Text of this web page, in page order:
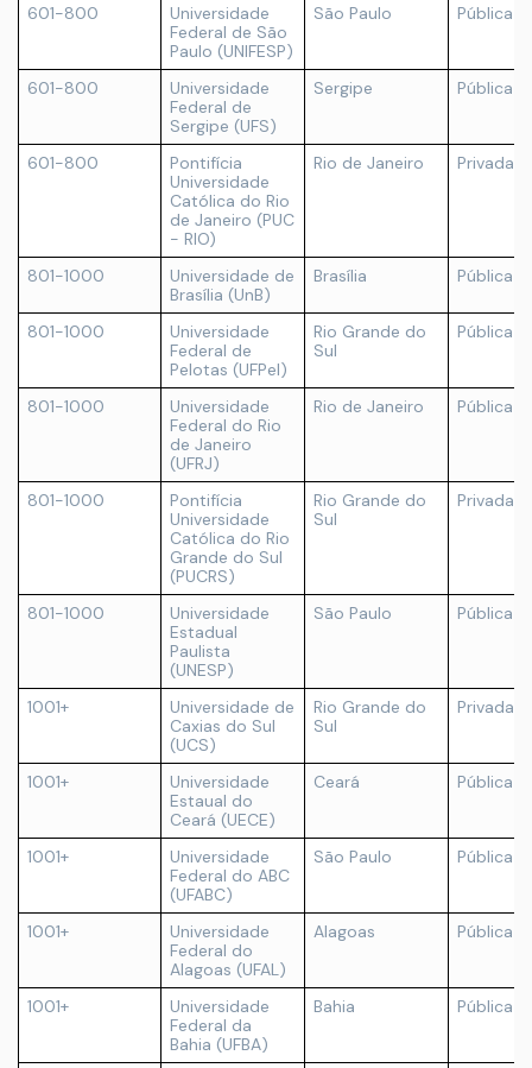
601-800
Universidade
Federal de São
Paulo (UNIFESP)
São Paulo Pública
601-800
Universidade
Federal de
Sergipe (UFS)
Sergipe Pública
601-800
Pontifícia
Universidade
Católica do Rio
de Janeiro (PUC
- RIO)
Rio de Janeiro Privada
801-1000
Universidade de
Brasília (UnB)
Brasília Pública
801-1000
Universidade
Federal de
Pelotas (UFPel)
Rio Grande do
Sul
Pública
801-1000
Universidade
Federal do Rio
de Janeiro
(UFRJ)
Rio de Janeiro Pública
801-1000
Pontifícia
Universidade
Católica do Rio
Grande do Sul
(PUCRS)
Rio Grande do
Sul
Privada
801-1000
Universidade
Estadual
Paulista
(UNESP)
São Paulo Pública
1001+
Universidade de
Caxias do Sul
(UCS)
Rio Grande do
Sul
Privada
1001+
Universidade
Estaual do
Ceará (UECE)
Ceará Pública
1001+
Universidade
Federal do ABC
(UFABC)
São Paulo Pública
1001+
Universidade
Federal do
Alagoas (UFAL)
Alagoas Pública
1001+
Universidade
Federal da
Bahia (UFBA)
Bahia Pública